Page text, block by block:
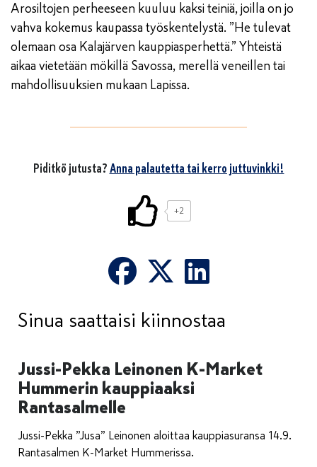
Arosiltojen perheeseen kuuluu kaksi teiniä, joilla on jo
vahva kokemus kaupassa työskentelystä. ”He tulevat
olemaan osa Kalajärven kauppiasperhettä.” Yhteistä
aikaa vietetään mökillä Savossa, merellä veneillen tai
mahdollisuuksien mukaan Lapissa.
Piditkö jutusta?Anna palautetta tai kerro juttuvinkki!
+2
Sinua saattaisi kiinnostaa
Jussi-Pekka Leinonen K-Market
Hummerin kauppiaaksi
Rantasalmelle
Jussi-Pekka ”Jusa” Leinonen aloittaa kauppiasuransa 14.9.
Rantasalmen K-Market Hummerissa.